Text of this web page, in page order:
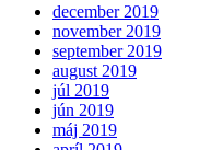
december 2019
november 2019
september 2019
august 2019
júl 2019
jún 2019
máj 2019